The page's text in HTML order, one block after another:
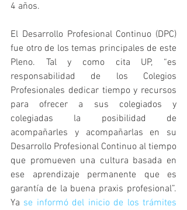
4 años.
El Desarrollo Profesional Continuo (DPC)
fue otro de los temas principales de este
Pleno. Tal y como cita UP, “es
responsabilidad de los Colegios
Profesionales dedicar tiempo y recursos
para ofrecer a sus colegiados y
colegiadas la posibilidad de
acompañarles y acompañarlas en su
Desarrollo Profesional Continuo al tiempo
que promueven una cultura basada en
ese aprendizaje permanente que es
garantía de la buena praxis profesional”.
Ya se informó del inicio de los trámites